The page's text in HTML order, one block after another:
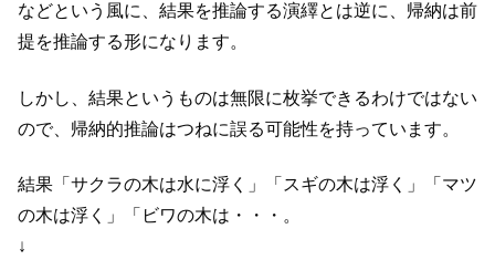
などという風に、結果を推論する演繹とは逆に、帰納は前
提を推論する形になります。
しかし、結果というものは無限に枚挙できるわけではない
ので、帰納的推論はつねに誤る可能性を持っています。
結果「サクラの木は水に浮く」「スギの木は浮く」「マツ
の木は浮く」「ビワの木は・・・。
↓